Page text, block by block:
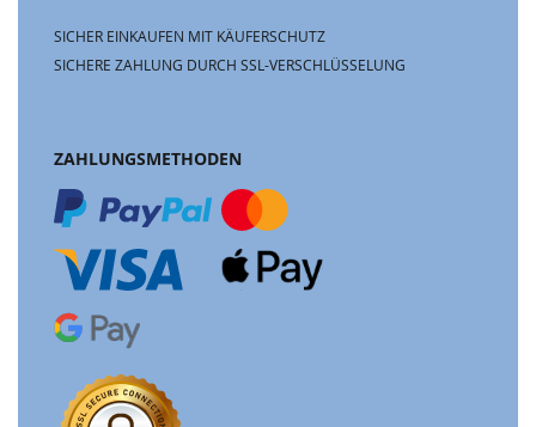
SICHER EINKAUFEN MIT KÄUFERSCHUTZ
SICHERE ZAHLUNG DURCH SSL-VERSCHLÜSSELUNG
ZAHLUNGSMETHODEN